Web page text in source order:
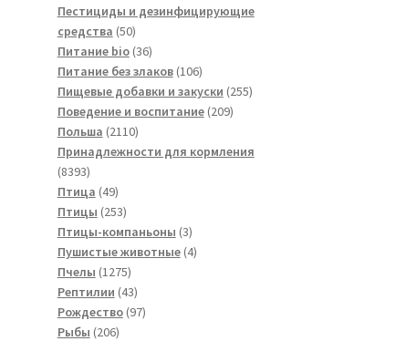
товаров
Пестициды и дезинфицирующие
средства 5050
товаров
Питание bio 3636
товаров
Питание без злаков 106106
товаров
Пищевые добавки и закуски 255255
Поведение и воспитание 209209
Польша 21102110
товаров
Принадлежности для кормления
83938393
товара
Птица 4949
товаров
Птицы 253253
товара
Птицы-компаньоны 33
товара
Пушистые животные 44
Пчелы 12751275
товаров
Рептилии 4343
товара
Рождество 9797
Рыбы 206206